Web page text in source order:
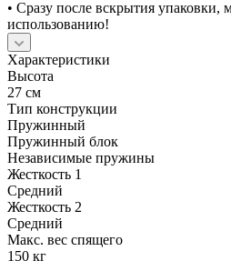
• Сразу после вскрытия упаковки,
использованию!
Характеристики
Высота
27 см
Тип конструкции
Пружинный
Пружинный блок
Независимые пружины
Жесткость 1
Средний
Жесткость 2
Средний
Макс. вес спящего
150 кг